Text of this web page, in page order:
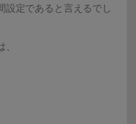
設定であると言えるでし